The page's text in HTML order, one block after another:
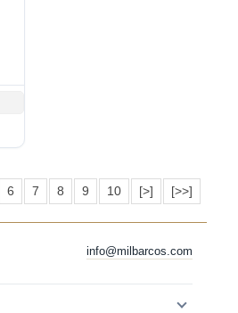
6 7 8 9 10 [>] [>>]
info@milbarcos.com